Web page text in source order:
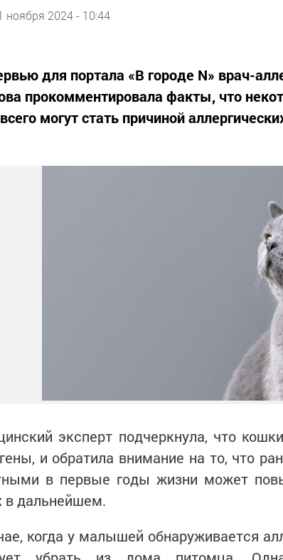
ноября 2024 - 10:44
для портала «В городе N» врач-
прокомментировала факты, что
могут стать причиной
эксперт подчеркнула, что
и обратила внимание на то, что
в первые годы жизни может
в дальнейшем.
когда у малышей обнаруживается